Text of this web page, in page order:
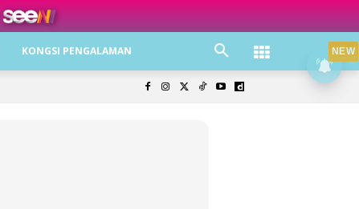
KONGSI PENGALAMAN NEW